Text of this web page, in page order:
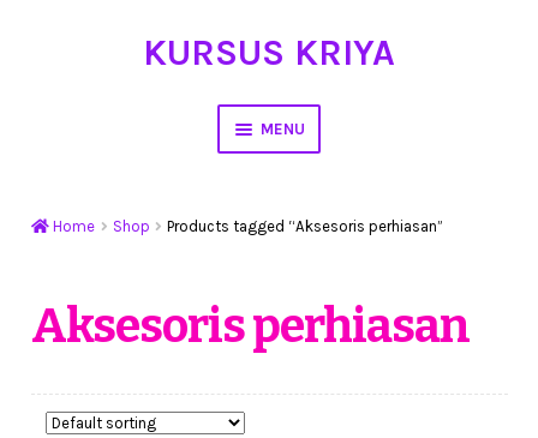
KURSUS KRIYA
MENU
Workshop Membuat Bunga Dari Stocking
My Account
Home Shop Products tagged “Aksesoris perhiasan”
Aksesoris perhiasan